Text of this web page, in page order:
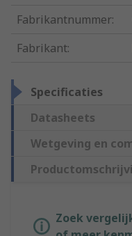
Fabrikantnummer:
Fabrikant:
Specificaties
Datasheets
Wetgeving en
Zoek